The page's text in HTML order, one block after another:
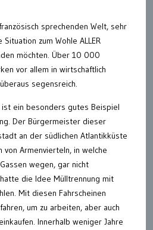
sprechenden Welt, sehr
zum Wohle ALLER
möchten. Über 10 000
vor allem in wirtschaftlich
segensreich.
ist ein besonders gutes Beispiel
Der Bürgermeister dieser
an der südlichen Atlantikküste
Armenvierteln, in welche
wegen, gar nicht
die Idee Mülltrennung mit
Mit diesen Fahrscheinen
um zu arbeiten, aber auch
Innerhalb weniger Jahre